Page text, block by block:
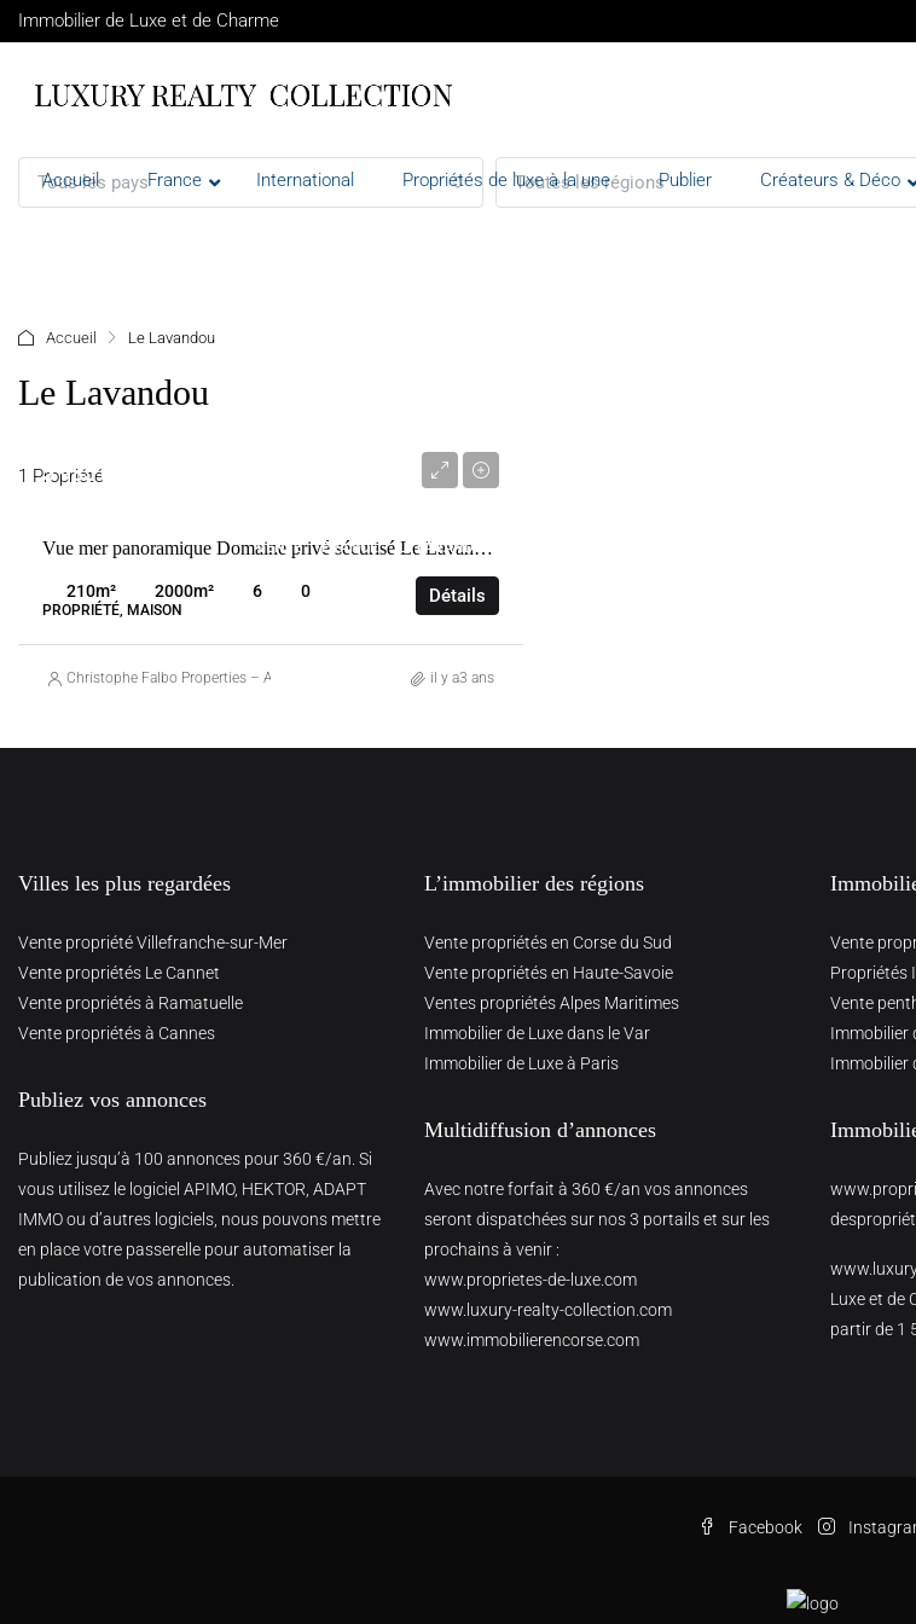
Immobilier de Luxe et de Charme
Accueil France International Propriétés de luxe à la une Publier Créateurs & Déco
Tous les pays Toutes les régions
Accueil Le Lavandou
Le Lavandou
1 Propriété
VENTE FRANCE LE LAVANDOU
5 985 000 €
Vue mer panoramique Domaine privé sécurisé Le Lavandou
210m² 2000m² 6 0
PROPRIÉTÉ, MAISON
Détails
Christophe Falbo Properties – Agence Immobilière Marseilleil y a3 ans
Villes les plus regardées
Vente propriété Villefranche-sur-Mer
Vente propriétés Le Cannet
Vente propriétés à Ramatuelle
Vente propriétés à Cannes
Publiez vos annonces
Publiez jusqu’à 100 annonces pour 360 €/an. Si
vous utilisez le logiciel APIMO, HEKTOR, ADAPT
IMMO ou d’autres logiciels, nous pouvons mettre
en place votre passerelle pour automatiser la
publication de vos annonces.
L’immobilier des régions
Vente propriétés en Corse du Sud
Vente propriétés en Haute-Savoie
Ventes propriétés Alpes Maritimes
Immobilier de Luxe dans le Var
Immobilier de Luxe à Paris
Multidiffusion d’annonces
Avec notre forfait à 360 €/an vos annonces
seront dispatchées sur nos 3 portails et sur les
prochains à venir :
www.proprietes-de-luxe.com
www.luxury-realty-collection.com
www.immobilierencorse.com
Vente
Propriétés
Vente
Immobilier
Immobilier
Luxe et de
partir de 1
Facebook